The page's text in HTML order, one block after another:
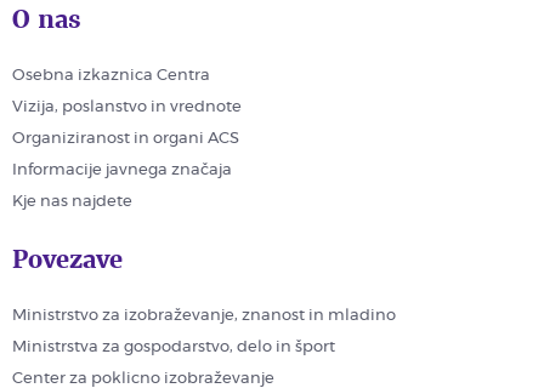
O nas
Osebna izkaznica Centra
Vizija, poslanstvo in vrednote
Organiziranost in organi ACS
Informacije javnega značaja
Kje nas najdete
Povezave
Ministrstvo za izobraževanje, znanost in mladino
Ministrstva za gospodarstvo, delo in šport
Center za poklicno izobraževanje